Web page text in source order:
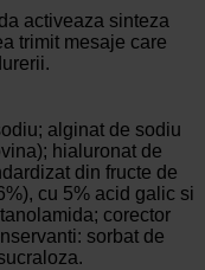
activeaza sinteza
trimit mesaje care
alginat de sodiu
hialuronat de
din fructe de
cu 5% acid galic si
corector
sorbat de